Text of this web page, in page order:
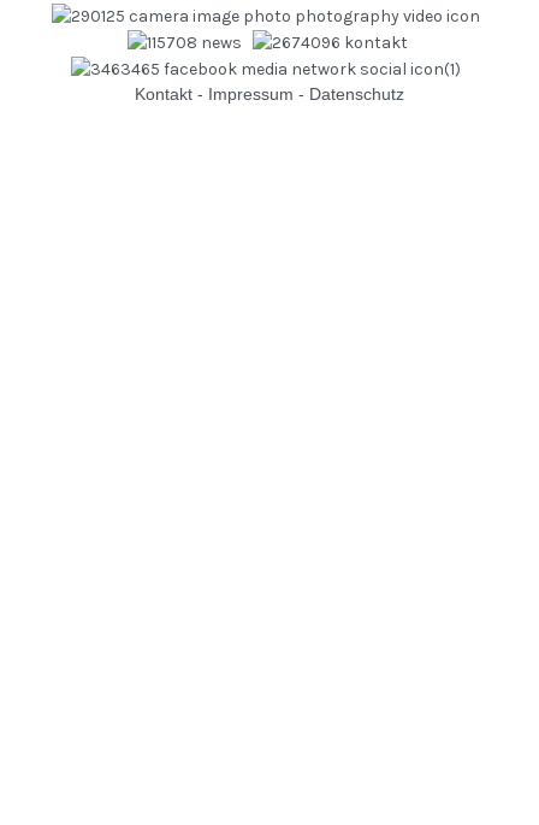
Kontakt - Impressum - Datenschutz